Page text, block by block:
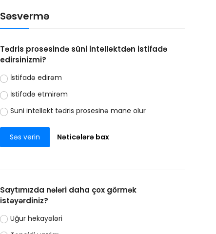
Səsvermə
Tədris prosesində süni intellektdən istifadə
edirsinizmi?
İstifadə edirəm
İstifadə etmirəm
Süni intellekt tədris prosesinə mane olur
Səs verin Nəticələrə bax
Saytımızda nələri daha çox görmək
istəyərdiniz?
Uğur hekayələri